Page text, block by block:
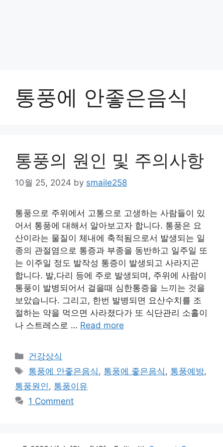
통풍에 안좋은음식
통풍의 원인 및 주의사항
10월 25, 2024 by smaile258
통풍으로 주위에서 고통으로 고생하는 사람들이 있
어서 통풍에 대해서 알아보고자 합니다. 통풍은 요
산이라는 물질이 체내에 축적됨으로서 발생되는 일
종의 관절염으로 통증과 부종을 동반하고 일주일 또
는 이주일 정도 발작성 통증이 발생되고 사라지곤
합니다. 발,다리 등에 주로 발생되며, 주위에 사람이
통풍이 발병되어서 걸을때 심한통증을 느끼는 것을
보았습니다. 그리고, 한번 발병되면 요산수치를 조
절하는 약을 먹으면 사라졌다가 또 식단관리 소홀이
나 스트레스로 … Read more
Categories
건강상식
Tags
통풍에 안좋은음식 , 통풍에 좋은음식 , 통풍예방,
통풍원인 , 통풍이유
1 Comment